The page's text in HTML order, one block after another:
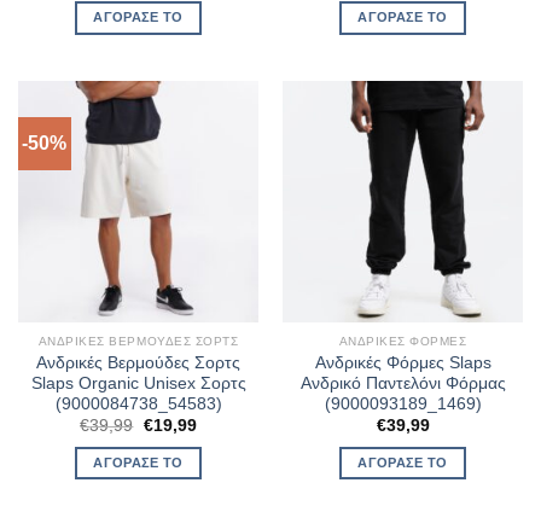
was:
€39,99.
ΑΓΌΡΑΣΈ ΤΟ
was:
€39,99.
ΑΓΌΡΑΣΈ ΤΟ
-50%
ΑΝΔΡΙΚΈΣ ΒΕΡΜΟΎΔΕΣ ΣΟΡΤΣ
Ανδρικές Βερμούδες Σορτς
Slaps Organic Unisex Σορτς
(9000084738_54583)
€39,99 Original
was:
€39,99.
€19,99Η
ΑΓΌΡΑΣΈ ΤΟ
ΑΝΔΡΙΚΈΣ ΦΌΡΜΕΣ
Ανδρικές Φόρμες Slaps
Ανδρικό Παντελόνι Φόρμας
(9000093189_1469)
€39,99
ΑΓΌΡΑΣΈ ΤΟ